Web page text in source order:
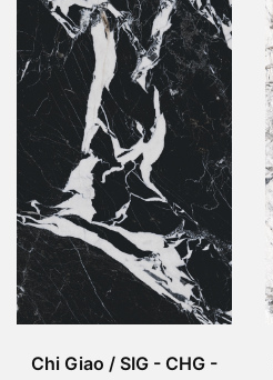
Chi Giao / SIG - CHG -